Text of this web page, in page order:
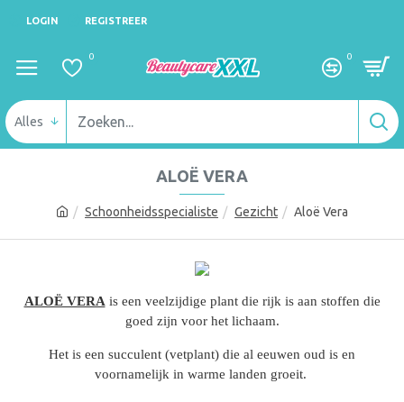
LOGIN REGISTREER
0 0
Alles
Schoonheidsspecialiste Gezicht Aloë Vera
ALOË VERA
ALOË VERA is een veelzijdige plant die rijk is aan stoffen die
goed zijn voor het lichaam.
Het is een succulent (vetplant) die al eeuwen oud is en
voornamelijk in warme landen groeit.